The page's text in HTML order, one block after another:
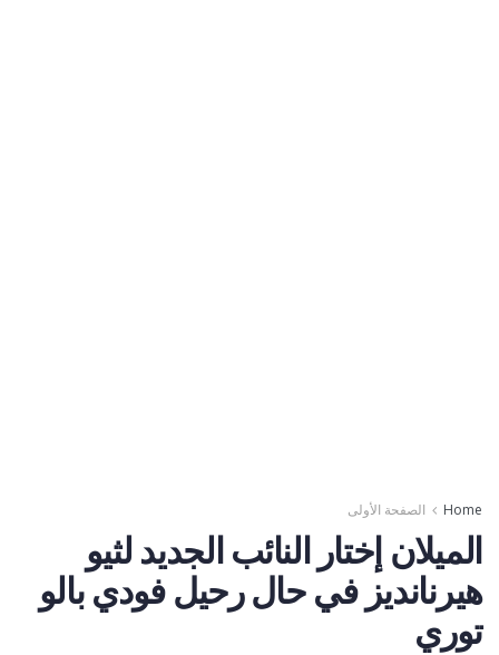
Home الصفحة الأولى
الميلان إختار النائب الجديد لثيو
هيرنانديز في حال رحيل فودي بالو
توري